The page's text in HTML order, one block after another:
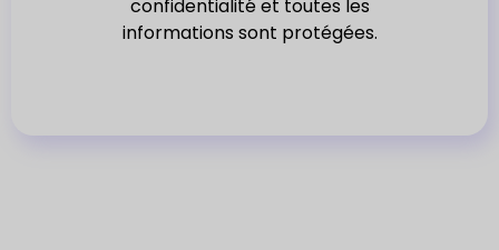
confidentialité et toutes les
informations sont protégées.